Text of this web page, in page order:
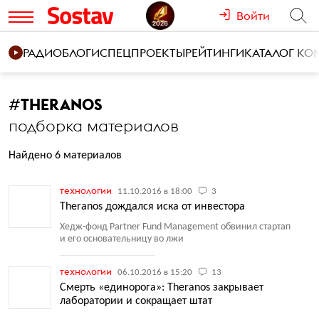
Войти
РАДИОБЛОГИСПЕЦПРОЕКТЫРЕЙТИНГИКАТАЛОГ
#THERANOS
подборка материалов
Найдено 6 материалов
технологии 11.10.2016 в 18:00 3
Theranos дождался иска от инвестора
Хедж-фонд Partner Fund Management обвинил стартап
и его основательницу во лжи
технологии 06.10.2016 в 15:20 13
Смерть «единорога»: Theranos закрывает
лаборатории и сокращает штат